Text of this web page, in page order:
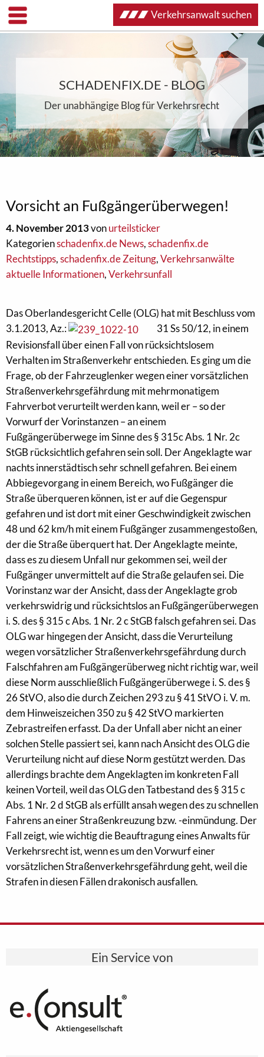
SCHADENFIX.DE - BLOG
Der unabhängige Blog für Verkehrsrecht
Vorsicht an Fußgängerüberwegen!
4. November 2013vonurteilsticker
Kategorienschadenfix.de News,schadenfix.de
Rechtstipps,schadenfix.de Zeitung,Verkehrsanwälte
aktuelle Informationen,Verkehrsunfall
Das Oberlandesgericht Celle (OLG) hat mit Beschluss vom
3.1.2013, Az.:
31 Ss 50/12, in einem
Revisionsfall über einen Fall von rücksichtslosem
Verhalten im Straßenverkehr entschieden. Es ging um die
Frage, ob der Fahrzeuglenker wegen einer vorsätzlichen
Straßenverkehrsgefährdung mit mehrmonatigem
Fahrverbot verurteilt werden kann, weil er – so der
Vorwurf der Vorinstanzen – an einem
Fußgängerüberwege im Sinne des § 315c Abs. 1 Nr. 2c
StGB rücksichtlich gefahren sein soll. Der Angeklagte war
nachts innerstädtisch sehr schnell gefahren. Bei einem
Abbiegevorgang in einem Bereich, wo Fußgänger die
Straße überqueren können, ist er auf die Gegenspur
gefahren und ist dort mit einer Geschwindigkeit zwischen
48 und 62 km/h mit einem Fußgänger zusammengestoßen,
der die Straße überquert hat. Der Angeklagte meinte,
dass es zu diesem Unfall nur gekommen sei, weil der
Fußgänger unvermittelt auf die Straße gelaufen sei. Die
Vorinstanz war der Ansicht, dass der Angeklagte grob
verkehrswidrig und rücksichtslos an Fußgängerüberwegen
i. S. des § 315 c Abs. 1 Nr. 2 c StGB falsch gefahren sei. Das
OLG war hingegen der Ansicht, dass die Verurteilung
wegen vorsätzlicher Straßenverkehrsgefährdung durch
Falschfahren am Fußgängerüberweg nicht richtig war, weil
diese Norm ausschließlich Fußgängerüberwege i. S. des §
26 StVO, also die durch Zeichen 293 zu § 41 StVO i. V. m.
dem Hinweiszeichen 350 zu § 42 StVO markierten
Zebrastreifen erfasst. Da der Unfall aber nicht an einer
solchen Stelle passiert sei, kann nach Ansicht des OLG die
Verurteilung nicht auf diese Norm gestützt werden. Das
allerdings brachte dem Angeklagten im konkreten Fall
keinen Vorteil, weil das OLG den Tatbestand des § 315 c
Abs. 1 Nr. 2 d StGB als erfüllt ansah wegen des zu schnellen
Fahrens an einer Straßenkreuzung bzw. -einmündung. Der
Fall zeigt, wie wichtig die Beauftragung eines Anwalts für
Verkehrsrecht ist, wenn es um den Vorwurf einer
vorsätzlichen Straßenverkehrsgefährdung geht, weil die
Strafen in diesen Fällen drakonisch ausfallen.
Ein Service von
Verkehrsanwalt suchen